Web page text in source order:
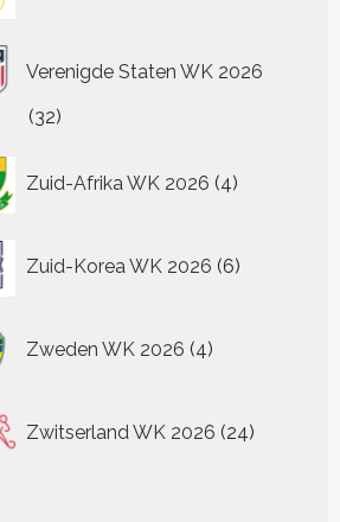
Verenigde Staten WK 2026
3232
Zuid-Afrika WK 2026 4
producten
Zuid-Korea WK 2026 6
producten
Zweden WK 2026 4
producten
Zwitserland WK 2026 24
producten